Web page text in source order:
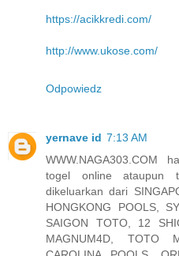
https://acikkredi.com/
http://www.ukose.com/
Odpowiedz
yernave id 7:13 AM
WWW.NAGA303.COM
togel online ataupun
dikeluarkan dari
HONGKONG POOLS,
SAIGON TOTO, 12
MAGNUM4D, TOTO